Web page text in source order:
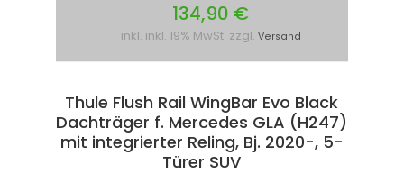
134,90 €
inkl. inkl. 19% MwSt. zzgl. Versand
Thule Flush Rail WingBar Evo Black
Dachträger f. Mercedes GLA (H247)
mit integrierter Reling, Bj. 2020-, 5-
Türer SUV